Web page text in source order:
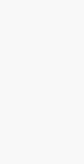
consultant
Aktualizujte